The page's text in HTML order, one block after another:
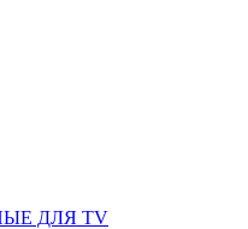
ДЛЯ TV